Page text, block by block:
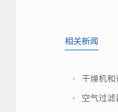
相关新闻
干燥机和
空气过滤